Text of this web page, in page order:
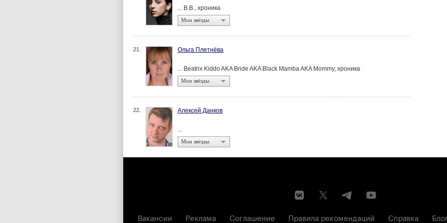
... B.B., хроника
Мои звёзды
21. Ольга Плетнёва
... Beatrix Kiddo AKA Bride AKA Black Mamba AKA Mommy, хроника
Мои звёзды
22. Алексей Данков
...
Мои звёзды
Вакансии Реклама Соглашение Правила рекомендаций Справка